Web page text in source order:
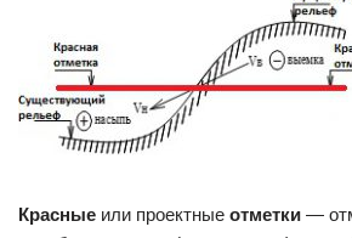
Красные или проектные отметки —